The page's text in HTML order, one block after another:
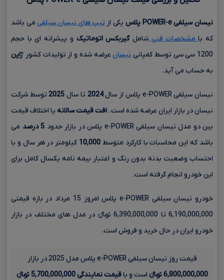
نیسان سیلفیe
-
POWER پلاس یکی از تیپ های نیسان سیلفیمی باشد
که بامشخصات فنی شاملگیربکس اتوماتیک و پیشرانه ای با حجم
1200 سی سی
توسط کمپانی نیسانعرضه شده و از تولیدات کشور ژاپن
به حساب می آید.
نیسان سیلفی e-POWER پلاس از سال 2024 تا سال 2025 توسط شرکت
نیسان در بازار ایران عرضه شده است. افت قیمت سالانهیا اختلاف قیمت
بین دو مدل نیسان سیلفی e-POWER پلاس در بازار حدود
5 درصد
می
باشد که این محاسبات با کارکرد متوسط 10,000 کیلومتر در هر سال و با
احتساب وضعیت بدنه بدون رنگ و اعتبار بیمه نامه یکسال کامل برای
این خودرو انجام گرفته است.
خودرو نیسان سیلفی e-POWER پلاس امروز 15 مرداد در بازه قیمتی
6,190,000,000 تا 6,390,000,000 تومانءءء در مدل های مختلف در بازار
خودرو ایران در حال خرید و فروش است.
قیمت روز نیسان سیلفی e-POWER پلاس مدل 2025 در بازار
6,800,000,000 تومانءءء
است و باقیمت نمایندگی5,700,000,000 تومانءءء